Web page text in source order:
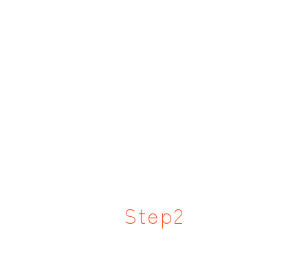
Step2